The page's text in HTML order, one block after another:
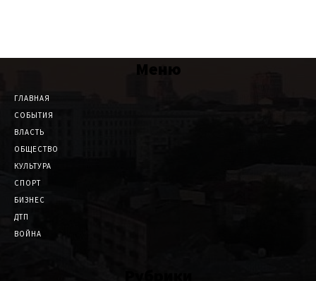
Меню
ГЛАВНАЯ
СОБЫТИЯ
ВЛАСТЬ
ОБЩЕСТВО
КУЛЬТУРА
СПОРТ
БИЗНЕС
ДТП
ВОЙНА